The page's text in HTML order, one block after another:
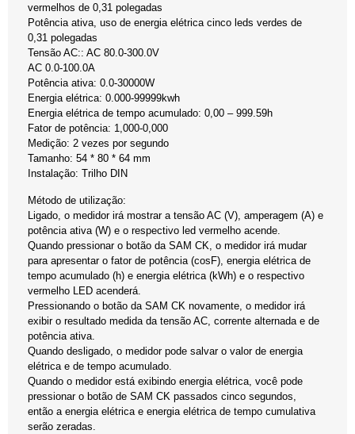
vermelhos de 0,31 polegadas
Potência ativa, uso de energia elétrica cinco leds verdes de
0,31 polegadas
Tensão AC:: AC 80.0-300.0V
AC 0.0-100.0A
Potência ativa: 0.0-30000W
Energia elétrica: 0.000-99999kwh
Energia elétrica de tempo acumulado: 0,00 – 999.59h
Fator de potência: 1,000-0,000
Medição: 2 vezes por segundo
Tamanho: 54 * 80 * 64 mm
Instalação: Trilho DIN
Método de utilização:
Ligado, o medidor irá mostrar a tensão AC (V), amperagem (A) e
potência ativa (W) e o respectivo led vermelho acende.
Quando pressionar o botão da SAM CK, o medidor irá mudar
para apresentar o fator de potência (cosF), energia elétrica de
tempo acumulado (h) e energia elétrica (kWh) e o respectivo
vermelho LED acenderá.
Pressionando o botão da SAM CK novamente, o medidor irá
exibir o resultado medida da tensão AC, corrente alternada e de
potência ativa.
Quando desligado, o medidor pode salvar o valor de energia
elétrica e de tempo acumulado.
Quando o medidor está exibindo energia elétrica, você pode
pressionar o botão de SAM CK passados cinco segundos,
então a energia elétrica e energia elétrica de tempo cumulativa
serão zeradas.